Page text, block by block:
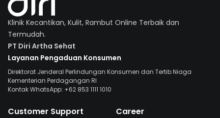
Klinik Kecantikan, Kulit, Rambut Online Terbaik dan
Termudah.
PT Diri Artha Sehat
Layanan Pengaduan Konsumen
Direktorat Jenderal Perlindungan Konsumen dan Tertib Niaga
Kementerian Perdagangan RI
Kontak WhatsApp: +62 853 1111 1010
Customer Support Career